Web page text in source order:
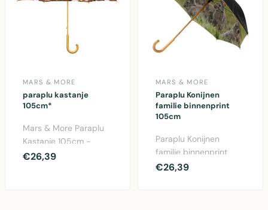
MARS & MORE
paraplu kastanje
105cm*
Mars & More Paraplu
Kastanje 105cm -
Stijlvolle tuinparaplu
€26,39
MARS & MORE
Paraplu Konijnen
familie binnenprint
105cm
Paraplu Konijnen
familie binnenprint
105cm van Mars &
€26,39